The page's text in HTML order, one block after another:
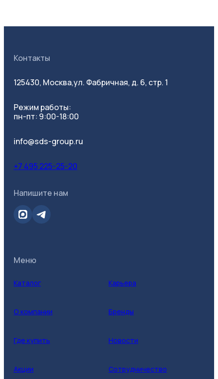
Контакты
125430, Москва,ул. Фабричная, д. 6, стр. 1
Режим работы:
пн-пт: 9:00-18:00
info@sds-group.ru
+7 495 225-25-20
Напишите нам
Меню
Каталог Карьера
О компании Бренды
Где купить Новости
Акции Сотрудничество